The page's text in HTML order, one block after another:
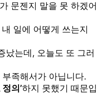
문젠지 말을 못 하겠어
일에 어떻게 쓰는지
났는데, 오늘도 또 그러
족해서가 아닙니다.
의’하지 못했기 때문입